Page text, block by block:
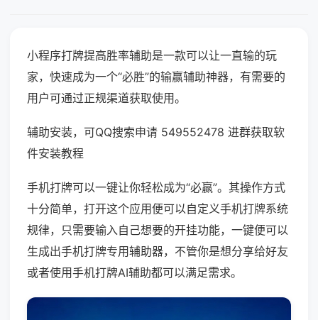
小程序打牌提高胜率辅助是一款可以让一直输的玩
家，快速成为一个“必胜”的输赢辅助神器，有需要的
用户可通过正规渠道获取使用。
辅助安装，可QQ搜索申请 549552478 进群获取软
件安装教程
手机打牌可以一键让你轻松成为“必赢”。其操作方式
十分简单，打开这个应用便可以自定义手机打牌系统
规律，只需要输入自己想要的开挂功能，一键便可以
生成出手机打牌专用辅助器，不管你是想分享给好友
或者使用手机打牌AI辅助都可以满足需求。